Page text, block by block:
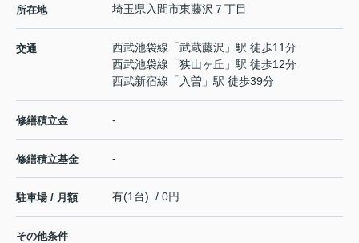
所在地 埼玉県 入間市東藤沢 ７丁目
交通 西武池袋線 「武蔵藤沢 」駅 徒歩11分
西武池袋線 「狭山ヶ丘 」駅 徒歩12分
西武新宿線 「 入曽 」駅 徒歩39分
修繕積立金 -
修繕積立基金 -
駐車場 / 月額 有(1台) / 0円
その他条件